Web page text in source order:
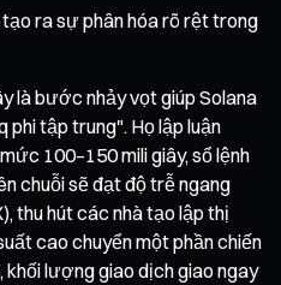
ra sự phân hóa rõ rệt trong
là bước nhảy vọt giúp Solana
phi tập trung". Họ lập luận
100–150 mili giây, sổ lệnh
chuỗi sẽ đạt độ trễ ngang
thu hút các nhà tạo lập thị
cao chuyển một phần chiến
lượng giao dịch giao ngay